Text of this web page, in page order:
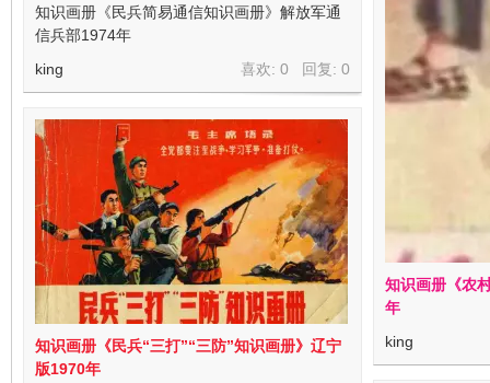
知识画册《农
年
king
知识画册《民兵简易通信知识画册》解放军通
信兵部1974年
喜欢: 0 回复: 0
king
知识画册《民兵“三打”“三防”知识画册》辽宁
版1970年